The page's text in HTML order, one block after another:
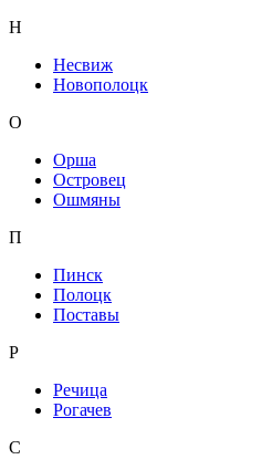
Н
Несвиж
Новополоцк
О
Орша
Островец
Ошмяны
П
Пинск
Полоцк
Поставы
Р
Речица
Рогачев
С